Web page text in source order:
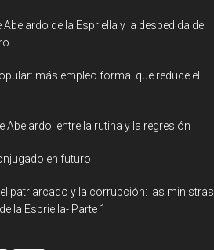
Abelardo de la Espriella y la despedida de
más empleo formal que reduce el
Abelardo: entre la rutina y la regresión
en futuro
patriarcado y la corrupción: las ministras
la Espriella- Parte 1